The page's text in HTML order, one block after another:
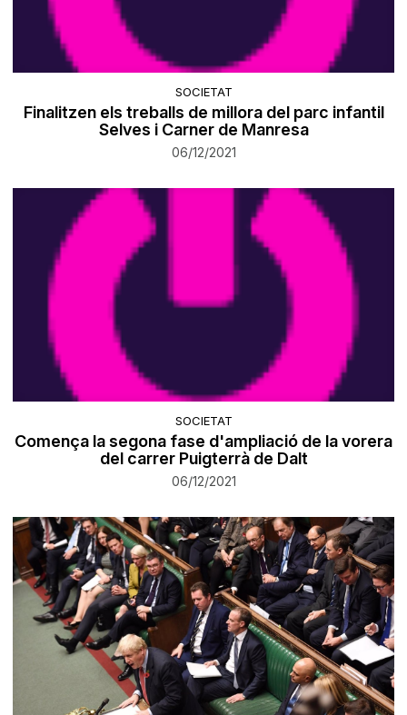
SOCIETAT
Finalitzen els treballs de millora del parc infantil
Selves i Carner de Manresa
06/12/2021
SOCIETAT
Comença la segona fase d'ampliació de la vorera
del carrer Puigterrà de Dalt
06/12/2021